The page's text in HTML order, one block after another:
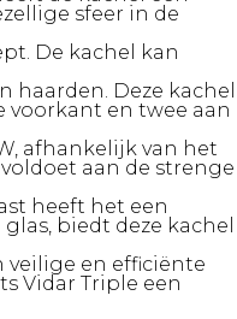
sfeer in de
De kachel kan
Deze kachel
voorkant en twee aan
afhankelijk van het
aan de strenge
heeft het een
biedt deze kachel
veilige en efficiënte
Vidar Triple een